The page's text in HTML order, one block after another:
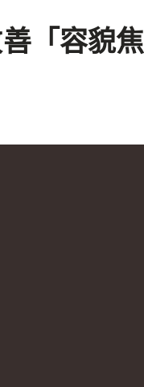
「容貌焦